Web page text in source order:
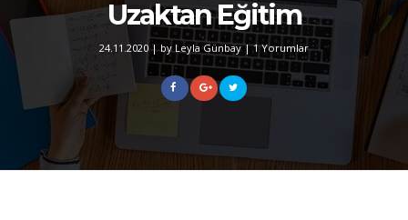
DANIŞMANLIK
BLOG
SÖZLÜK
Uzaktan Eğitim
24.11.2020 |by Leyla Günbay|1 Yorumlar